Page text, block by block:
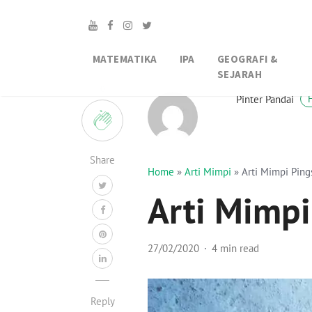
MATEMATIKA IPA
GEOGRAFI &
SEJARAH
Share
Reply
Pinter Pandai
Home » Arti Mimpi » Arti Mimpi
Arti
27/02/2020 4 min read